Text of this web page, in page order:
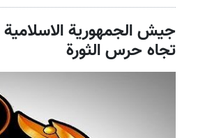
جيش الجمهورية الاسلامية
تجاه حرس الثورة